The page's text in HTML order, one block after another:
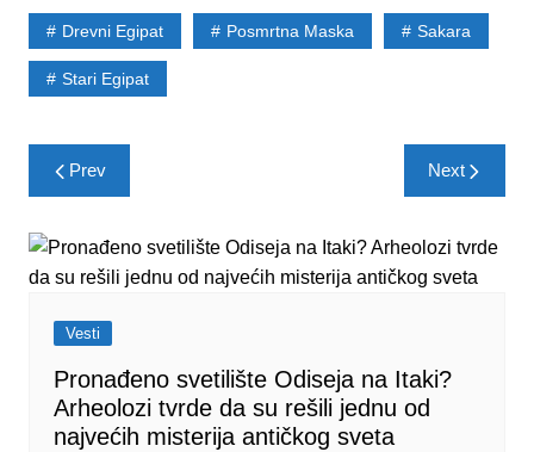
Drevni Egipat Posmrtna Maska Sakara
Stari Egipat
Post
navigation
Prev Next
Vesti
Pronađeno svetilište Odiseja na Itaki?
Arheolozi tvrde da su rešili jednu od
najvećih misterija antičkog sveta